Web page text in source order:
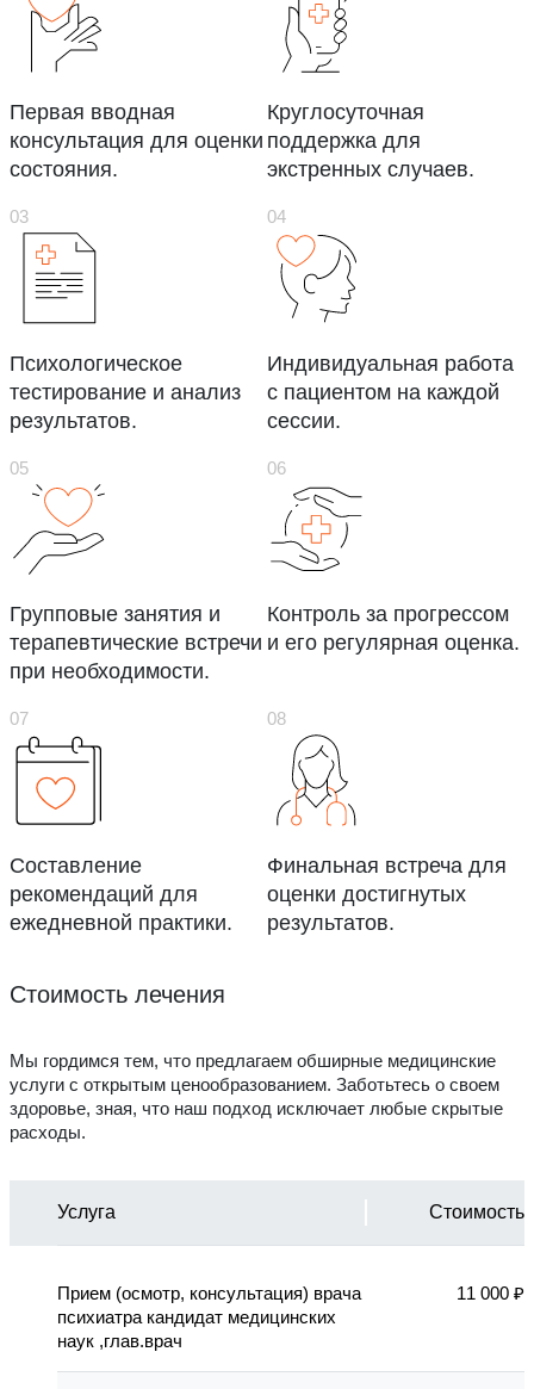
Первая вводная
консультация для оценки
состояния.
Круглосуточная
поддержка для
экстренных случаев.
Психологическое
тестирование и анализ
результатов.
Индивидуальная работа
с пациентом на каждой
сессии.
Групповые занятия и
терапевтические встречи
при необходимости.
Контроль за прогрессом
и его регулярная оценка.
Составление
рекомендаций для
ежедневной практики.
Финальная встреча для
оценки достигнутых
результатов.
Стоимость лечения
Мы гордимся тем, что предлагаем обширные медицинские
услуги с открытым ценообразованием. Заботьтесь о своем
здоровье, зная, что наш подход исключает любые скрытые
расходы.
Услуга Стоимость
Прием (осмотр, консультация) врача
психиатра кандидат медицинских
наук ,глав.врач
11 000 ₽